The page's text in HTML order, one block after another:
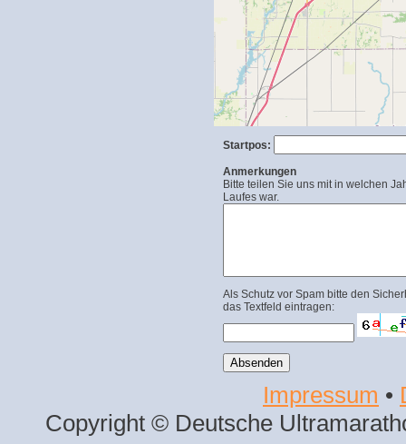
Startpos:
Anmerkungen
Bitte teilen Sie uns mit in welchen
Laufes war.
Als Schutz vor Spam bitte den
das Textfeld eintragen:
Impressum •
Copyright © Deutsche